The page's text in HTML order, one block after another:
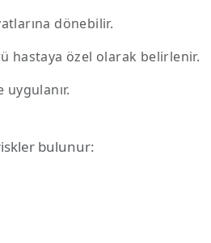
dönebilir.
hastaya özel olarak belirlenir.
bulunur: